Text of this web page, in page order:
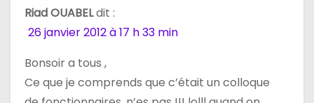
e
Riad OUABELdit :
26 janvier 2012 à 17 h 33 min
Bonsoir a tous ,
Ce que je comprends que c’était un colloque